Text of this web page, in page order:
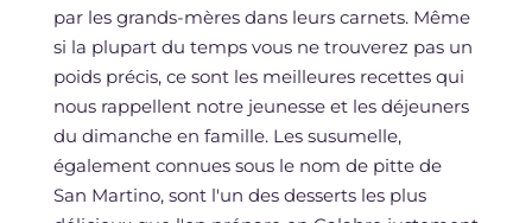
par les grands-mères dans leurs carnets. Même
si la plupart du temps vous ne trouverez pas un
poids précis, ce sont les meilleures recettes qui
nous rappellent notre jeunesse et les déjeuners
du dimanche en famille. Les susumelle,
également connues sous le nom de pitte de
San Martino, sont l'un des desserts les plus